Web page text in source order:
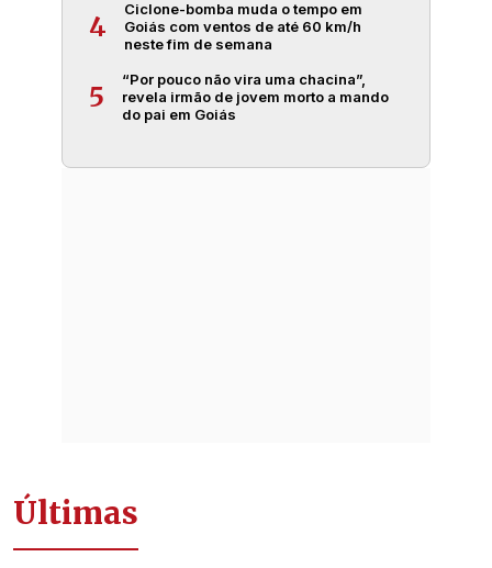
4
Ciclone-bomba muda o tempo em
Goiás com ventos de até 60 km/h
neste fim de semana
5
“Por pouco não vira uma chacina”,
revela irmão de jovem morto a mando
do pai em Goiás
Últimas